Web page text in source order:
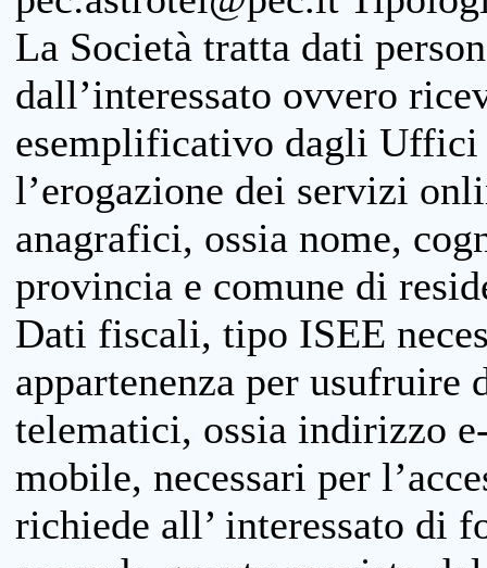
La Società tratta dati
dall’interessato ovvero
esemplificativo dagli
l’erogazione dei servizi
anagrafici, ossia nome,
provincia e comune di
Dati fiscali, tipo ISEE
appartenenza per
telematici, ossia indirizzo
mobile, necessari per
richiede all’ interessato di